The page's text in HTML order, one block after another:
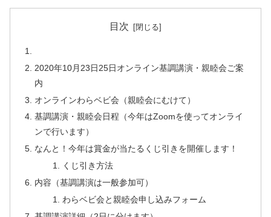
目次
2020年10月23日25日オンライン基調講演・親睦会ご案
内
オンラインわらベビ会（親睦会にむけて）
基調講演・親睦会日程（今年はZoomを使ってオンライ
ンで行います）
なんと！今年は賞金が当たるくじ引きを開催します！
くじ引き方法
内容（基調講演は一般参加可）
わらベビ会と親睦会申し込みフォーム